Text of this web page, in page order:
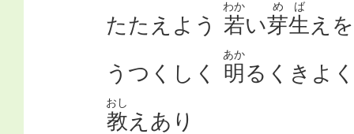
たたえよう 若
わか
い芽
め
生
ば
えを
うつくしく 明
あか
るくきよ
教
おし
えあり